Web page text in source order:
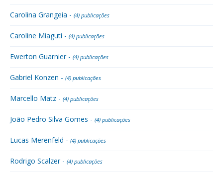
Carolina Grangeia - (4) publicações
Caroline Miaguti - (4) publicações
Ewerton Guarnier - (4) publicações
Gabriel Konzen - (4) publicações
Marcello Matz - (4) publicações
João Pedro Silva Gomes - (4) publicações
Lucas Merenfeld - (4) publicações
Rodrigo Scalzer - (4) publicações